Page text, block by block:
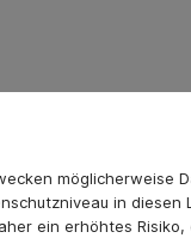
möglicherweise
in diesen
ein erhöhtes